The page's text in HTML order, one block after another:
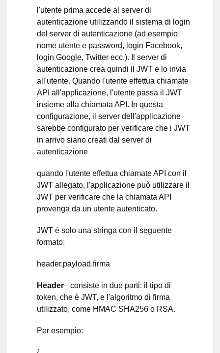
l'utente prima accede al server di
autenticazione utilizzando il sistema di login
del server di autenticazione (ad esempio
nome utente e password, login Facebook,
login Google, Twitter ecc.). Il server di
autenticazione crea quindi il JWT e lo invia
all'utente. Quando l'utente effettua chiamate
API all'applicazione, l'utente passa il JWT
insieme alla chiamata API. In questa
configurazione, il server dell'applicazione
sarebbe configurato per verificare che i JWT
in arrivo siano creati dal server di
autenticazione
quando l'utente effettua chiamate API con il
JWT allegato, l'applicazione può utilizzare il
JWT per verificare che la chiamata API
provenga da un utente autenticato.
JWT è solo una stringa con il seguente
formato:
header.payload.firma
Header– consiste in due parti: il tipo di
token, che è JWT, e l'algoritmo di firma
utilizzato, come HMAC SHA256 o RSA.
Per esempio: